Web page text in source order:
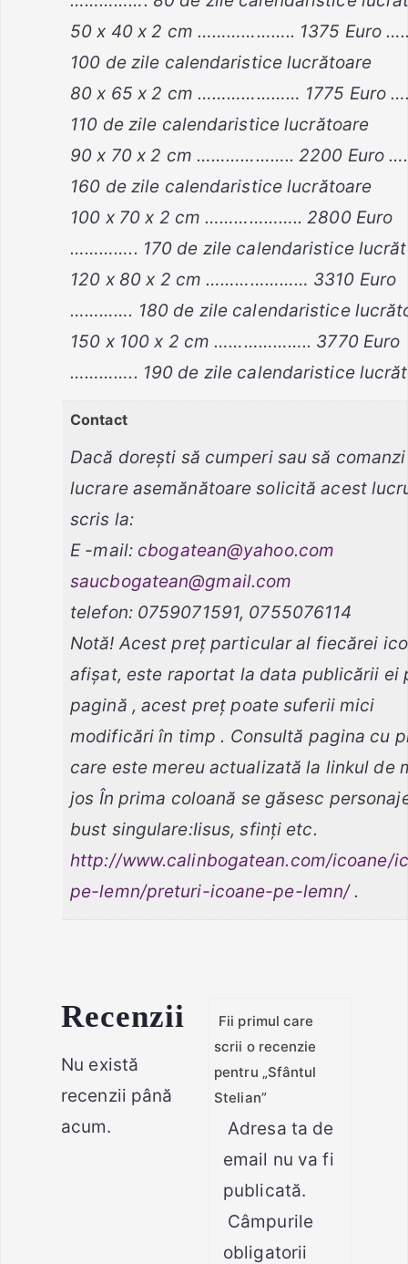
50 x 40 x 2 cm ……………….. 1375 Euro
100 de zile calendaristice lucrătoare
80 x 65 x 2 cm ………………… 1775 Euro
110 de zile calendaristice lucrătoare
90 x 70 x 2 cm ……………….. 2200 Euro
160 de zile calendaristice lucrătoare
100 x 70 x 2 cm ……………….. 2800 Euro
………….. 170 de zile calendaristice
120 x 80 x 2 cm ………………… 3310 Euro
…………. 180 de zile calendaristice
150 x 100 x 2 cm ……………….. 3770 Euro
………….. 190 de zile calendaristice
Contact
Dacă doreşti să cumperi sau să
lucrare asemănătoare solicită acest
scris la:
E -mail: cbogatean@yahoo.com
saucbogatean@gmail.com
telefon: 0759071591, 0755076114
Notă! Acest preț particular al fiecărei
afișat, este raportat la data publicării ei
pagină , acest preț poate suferii mici
modificări în timp . Consultă pagina cu
care este mereu actualizată la linkul de
jos În prima coloană se găsesc
bust singulare:Iisus, sfinți etc.
http://www.calinbogatean.com/icoane/
pe-lemn/preturi-icoane-pe-lemn/.
Recenzii
Nu există
recenzii până
acum.
Fii primul care
scrii o recenzie
pentru „Sfântul
Stelian”
Adresa ta de
email nu va fi
publicată.
Câmpurile
obligatorii